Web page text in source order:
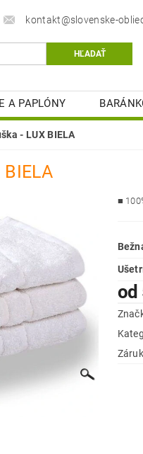
kontakt@slovenske-
A PAPLÓNY
KÚPEĽŇOVÉ PREDLOŽKY
- LUX BIELA
BIELA
■
od